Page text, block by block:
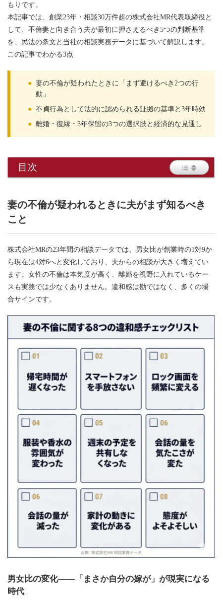
もりです。
本記事では、創業23年・相談30万件超の株式会社MR代表取締役と
して、不倫妻と向き合う夫が最初に押さえるべき5つの判断基準
を、民法の条文と当社の相談実務データに基づいて解説します。
この記事でわかる3点
● 妻の不倫が疑われたときに「まず避けるべき2つの行
動」
● 不貞行為として法的に認められる証拠の基準と3年時効
● 離婚・復縁・3年保留の3つの選択肢と経済的な見通し
目次
妻の不倫が疑われるときに夫がまず知るべき
こと
株式会社MRの23年間の相談データでは、男女比が創業時の1対9か
ら現在は4対6へと変化しており、夫からの相談が大きく増えてい
ます。女性の不倫は本気度が高く、離婚を視野に入れているケー
スも実務では少なくありません。違和感は勘ではなく、多くの場
合サインです。
男女比の変化——「まさか自分の嫁が」が現実になる
時代